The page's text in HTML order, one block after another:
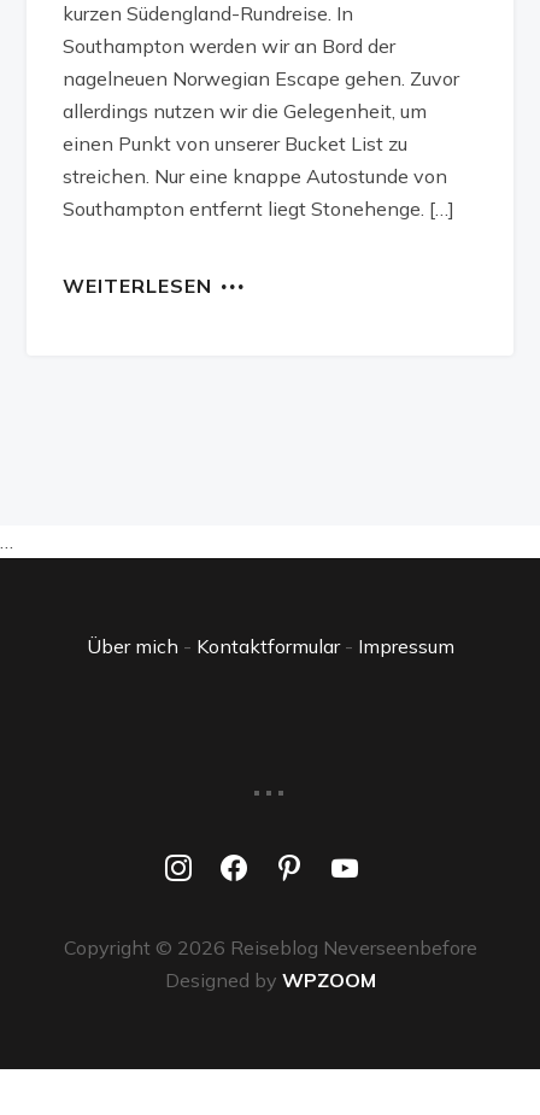
kurzen Südengland-Rundreise. In
Southampton werden wir an Bord der
nagelneuen Norwegian Escape gehen. Zuvor
allerdings nutzen wir die Gelegenheit, um
einen Punkt von unserer Bucket List zu
streichen. Nur eine knappe Autostunde von
Southampton entfernt liegt Stonehenge. […]
WEITERLESEN
…
Über mich - Kontaktformular- Impressum
...
instagramfacebookpinterestyoutube
Copyright © 2026 Reiseblog Neverseenbefore
Designed by WPZOOM